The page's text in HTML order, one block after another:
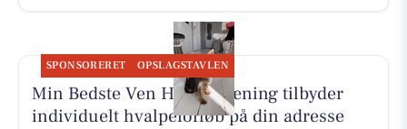
SPONSORERET OPSLAGSTAVLEN
Min Bedste Ven Hundetræning tilbyder
individuelt hvalpeforløb på din adresse